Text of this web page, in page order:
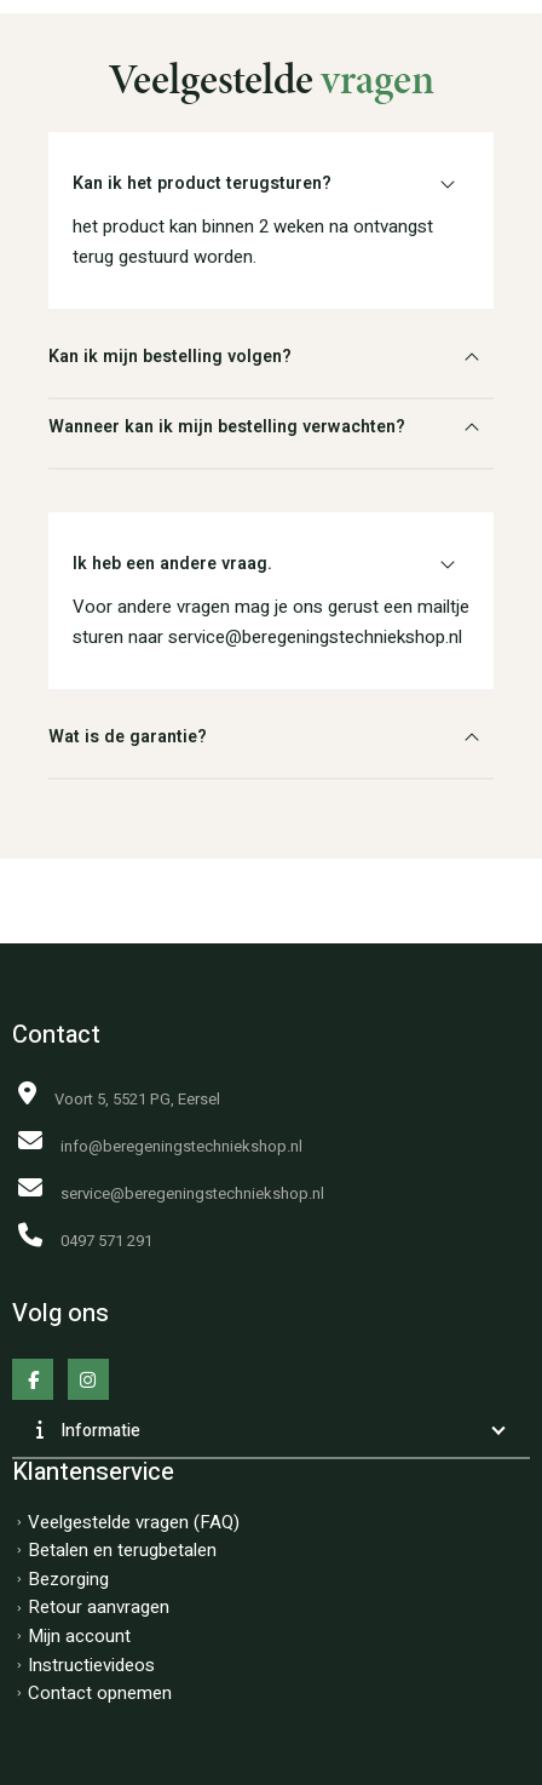
Veelgesteldevragen
Kan ik het product terugsturen?
het product kan binnen 2 weken na ontvangst
terug gestuurd worden.
Kan ik mijn bestelling volgen?
Wanneer kan ik mijn bestelling verwachten?
Ik heb een andere vraag.
Voor andere vragen mag je ons gerust een mailtje
sturen naar service@beregeningstechniekshop.nl
Wat is de garantie?
Contact
Voort 5, 5521 PG, Eersel
info@beregeningstechniekshop.nl
service@beregeningstechniekshop.nl
0497 571 291
Volg ons
Informatie
Klantenservice
Veelgestelde vragen (FAQ)
Betalen en terugbetalen
Bezorging
Retour aanvragen
Mijn account
Instructievideos
Contact opnemen